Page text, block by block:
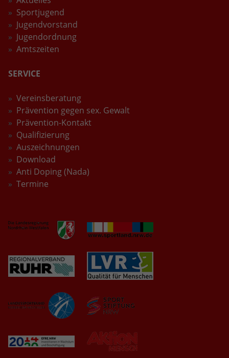
Sportjugend
Jugendvorstand
Jugendordnung
Amtszeiten
SERVICE
Vereinsberatung
Prävention gegen sex. Gewalt
Prävention-Kontakt
Qualifizierung
Auszeichnungen
Download
Anti Doping (Nada)
Termine